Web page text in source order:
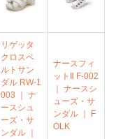
リゲッタ
クロスベ
ルトサン
ダル RW-1
003 ｜ ナ
ースシュ
ーズ・サ
ンダル ｜
ナースフィ
ットⅡ F-002
｜ ナースシ
ューズ・サ
ンダル ｜ F
OLK